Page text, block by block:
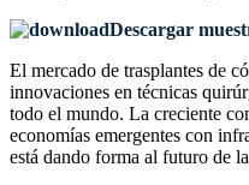
Descargar
El mercado de trasplantes de
innovaciones en técnicas
todo el mundo. La creciente
economías emergentes con
está dando forma al futuro de